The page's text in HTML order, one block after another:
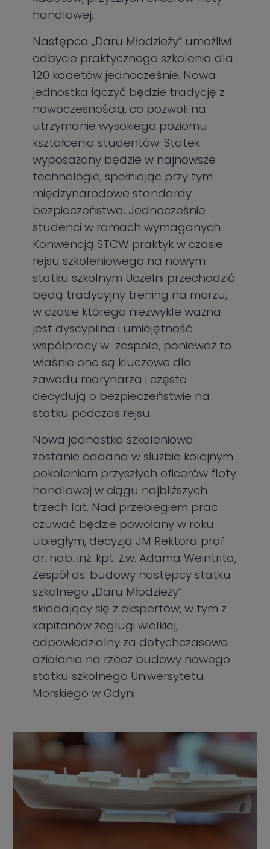
handlowej.
Następca „Daru Młodzieży” umożliwi
odbycie praktycznego szkolenia dla
120 kadetów jednocześnie. Nowa
jednostka łączyć będzie tradycję z
nowoczesnością, co pozwoli na
utrzymanie wysokiego poziomu
kształcenia studentów. Statek
wyposażony będzie w najnowsze
technologie, spełniając przy tym
międzynarodowe standardy
bezpieczeństwa. Jednocześnie
studenci w ramach wymaganych
Konwencją STCW praktyk w czasie
rejsu szkoleniowego na nowym
statku szkolnym Uczelni przechodzić
będą tradycyjny trening na morzu,
w czasie którego niezwykle ważna
jest dyscyplina i umiejętność
współpracy w zespole, ponieważ to
właśnie one są kluczowe dla
zawodu marynarza i często
decydują o bezpieczeństwie na
statku podczas rejsu.
Nowa jednostka szkoleniowa
zostanie oddana w służbie kolejnym
pokoleniom przyszłych oficerów floty
handlowej w ciągu najbliższych
trzech lat. Nad przebiegiem prac
czuwać będzie powołany w roku
ubiegłym, decyzją JM Rektora prof.
dr. hab. inż. kpt. ż.w. Adama Weintrita,
Zespół ds. budowy następcy statku
szkolnego „Daru Młodzieży”
składający się z ekspertów, w tym z
kapitanów żeglugi wielkiej,
odpowiedzialny za dotychczasowe
działania na rzecz budowy nowego
statku szkolnego Uniwersytetu
Morskiego w Gdyni.